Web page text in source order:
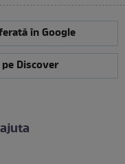
în Google
Discover